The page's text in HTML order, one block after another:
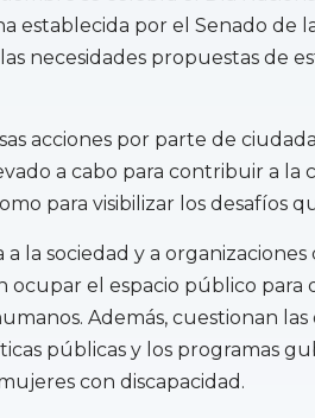
establecida por el Senado de
necesidades propuestas de
acciones por parte de
a cabo para contribuir a la
para visibilizar los desafíos
a la sociedad y a
ocupar el espacio público para
Además, cuestionan las
públicas y los programas
con discapacidad.